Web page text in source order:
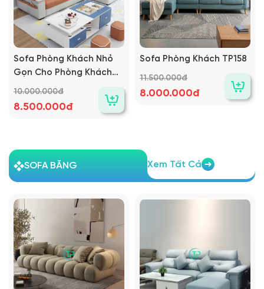
Sofa Phòng Khách Nhỏ
Gọn Cho Phòng Khách
Nhỏ TPN479
10.000.000đ
8.500.000đ
Sofa Phòng Khách TP158
11.500.000đ
8.000.000đ
SOFA BĂNG Xem Tất Cả